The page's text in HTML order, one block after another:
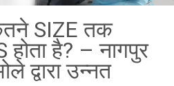
SIZE तक
है? – नागपुर
द्वारा उन्नत